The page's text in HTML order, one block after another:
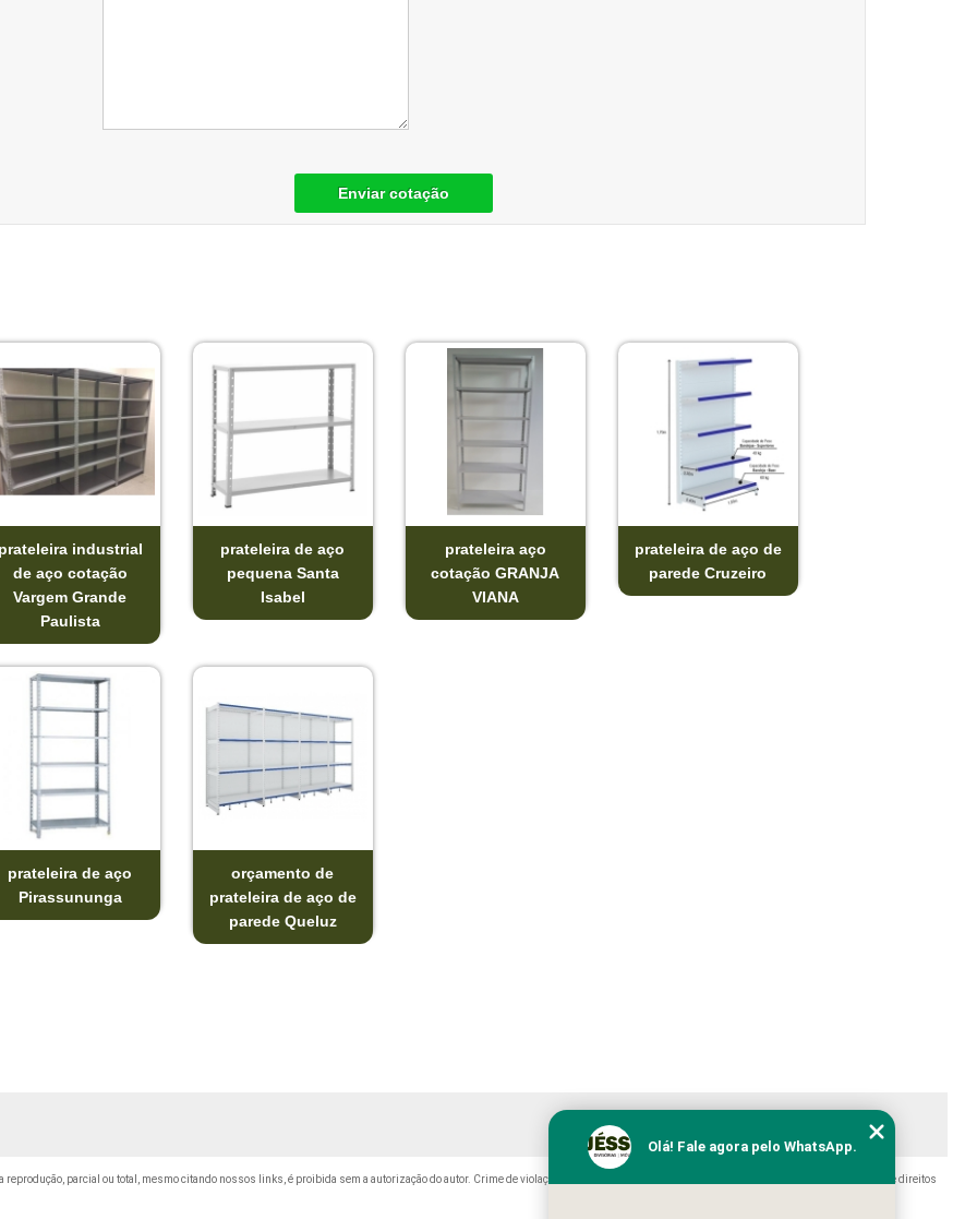
Enviar cotação
industrial
de aço cotação
Vargem Grande
Paulista
prateleira de aço
pequena Santa
Isabel
prateleira aço
cotação GRANJA
VIANA
prateleira de aço de
parede Cruzeiro
prateleira de aço
Pirassununga
orçamento de
prateleira de aço de
parede Queluz
reprodução, parcial ou total, mesmo citando nossos links, é proibida sem a autorização do autor. Crime de violação de direito autoral – artigo 184 do Código Penal – Lei 9610/98 - Lei de direitos
Olá! Fale agora pelo WhatsApp.